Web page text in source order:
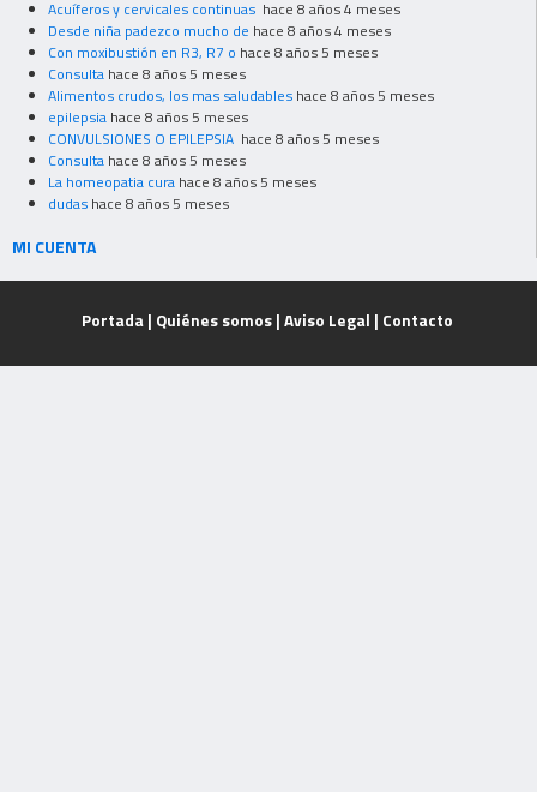
Acuíferos y cervicales continuas hace 8 años 4 meses
Desde niña padezco mucho de hace 8 años 4 meses
Con moxibustión en R3, R7 o hace 8 años 5 meses
Consulta hace 8 años 5 meses
Alimentos crudos, los mas saludables hace 8 años 5 meses
epilepsia hace 8 años 5 meses
CONVULSIONES O EPILEPSIA hace 8 años 5 meses
Consulta hace 8 años 5 meses
La homeopatia cura hace 8 años 5 meses
dudas hace 8 años 5 meses
MI CUENTA
Portada | Quiénes somos| Aviso Legal | Contacto